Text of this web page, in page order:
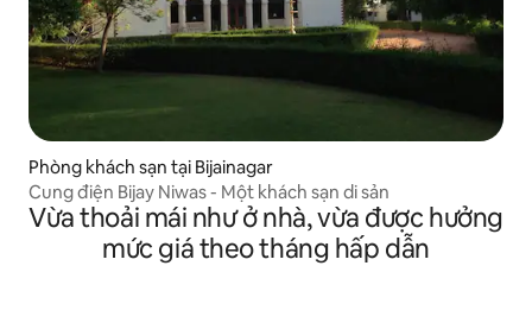
Phòng khách sạn tại Bijainagar
Cung điện Bijay Niwas - Một khách sạn di sản
Vừa thoải mái như ở nhà, vừa được hưởng
mức giá theo tháng hấp dẫn